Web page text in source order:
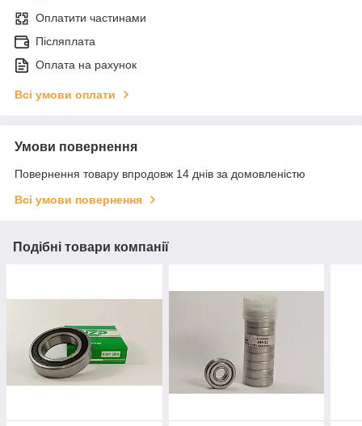
Оплатити частинами
Післяплата
Оплата на рахунок
Всі умови оплати
Умови повернення
Повернення товару впродовж 14 днів за домовленістю
Всі умови повернення
Подібні товари компанії